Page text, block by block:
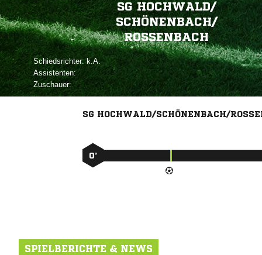
SG HOCHWALD/​
SCHÖNENBACH/​
ROSSENBACH
Schiedsrichter:
Assistenten:
Zuschauer:
SG HOCHWALD/SCHÖNENBACH/
0’
SPIELBERICHTE & NEWS